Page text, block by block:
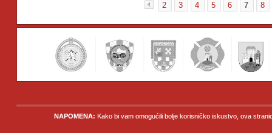
«
2 3 4 5 6 7 8
NAPOMENA: Kako bi vam omogućili bolje korisničko iskustvo, ova